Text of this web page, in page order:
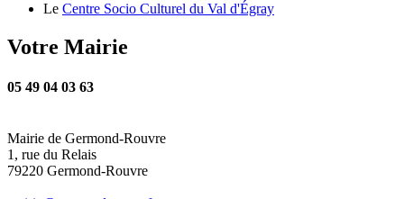
Le Centre Socio Culturel du Val d'Égray
Votre Mairie
05 49 04 03 63
Mairie de Germond-Rouvre
1, rue du Relais
79220 Germond-Rouvre